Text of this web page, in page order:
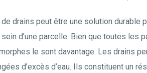
drains peut être une solution durable
d’une parcelle. Bien que toutes
le sont davantage. Les drains
d’excès d’eau. Ils constituent un